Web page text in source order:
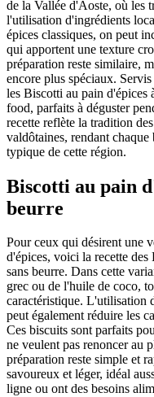
de la Vallée d'Aoste, où les
l'utilisation d'ingrédients
épices classiques, on peut
qui apportent une texture
préparation reste similaire,
encore plus spéciaux.
les Biscotti au pain d'épices
food, parfaits à déguster
recette reflète la tradition
valdôtaines, rendant
typique de cette région.
Biscotti au pain
beurre
Pour ceux qui désirent une
d'épices, voici la recette des
sans beurre. Dans cette
grec ou de l'huile de coco,
caractéristique. L'utilisation
peut également réduire les
Ces biscuits sont parfaits
ne veulent pas renoncer au
préparation reste simple et
savoureux et léger, idéal
ligne ou ont des besoins